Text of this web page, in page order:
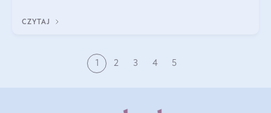
CZYTAJ
1 2 3 4 5